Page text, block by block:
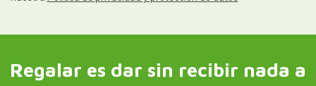
Regalar es dar sin recibir nada a